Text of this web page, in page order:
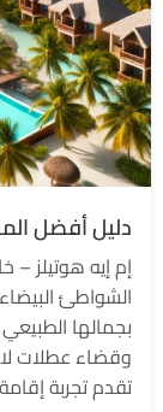
دليل أفضل
إم إيه هوتيلز –
الشواطئ البيضاء
بجمالها
وقضاء عطلات
تقدم تجربة